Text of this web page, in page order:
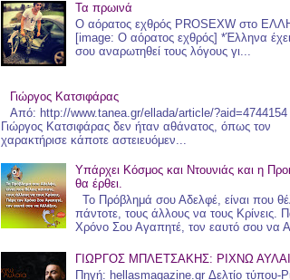
Τα πρωινά
Ο αόρατος εχθρός PROSEXW στο
[image: Ο αόρατος εχθρός] *Έλληνα
σου αναρωτηθεί τους λόγους γι...
Γιώργος Κατσιφάρας
Από: http://www.tanea.gr/ellada/article/?aid=4744154
Γιώργος Κατσιφάρας δεν ήταν αθάνατος, όπως τον
χαρακτήρισε κάποτε αστειευόμεν...
Υπάρχει Κόσμος και Ντουνιάς και η
θα έρθει.
Το Πρόβλημά σου Αδελφέ, είναι που
πάντοτε, τους άλλους να τους Κρίνεις.
Χρόνο Σου Αγαπητέ, τον εαυτό σου να
ΓΙΩΡΓΟΣ ΜΠΛΕΤΣΑΚΗΣ: ΡΙΧΝΩ
Πηγή: hellasmagazine.gr Δελτίο τύπου-